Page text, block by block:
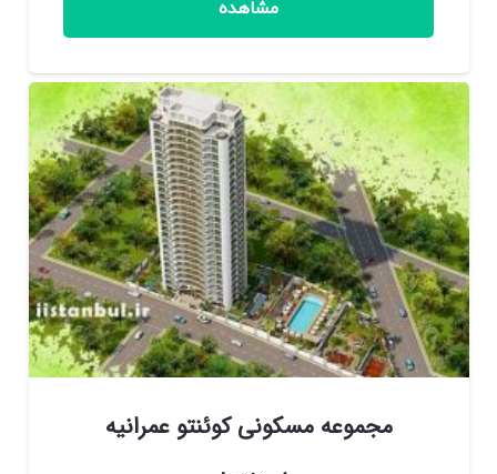
مشاهده
مجموعه مسکونی کوئنتو عمرانیه